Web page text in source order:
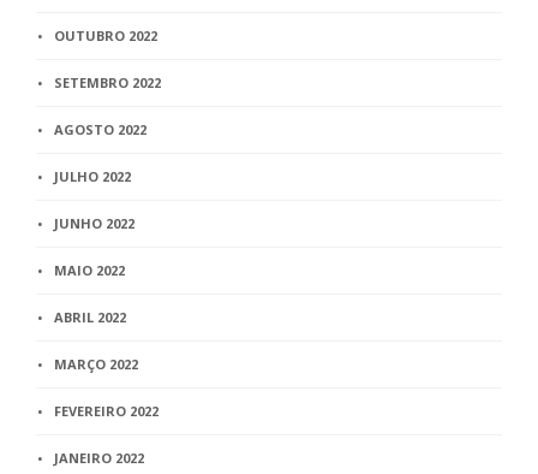
OUTUBRO 2022
SETEMBRO 2022
AGOSTO 2022
JULHO 2022
JUNHO 2022
MAIO 2022
ABRIL 2022
MARÇO 2022
FEVEREIRO 2022
JANEIRO 2022